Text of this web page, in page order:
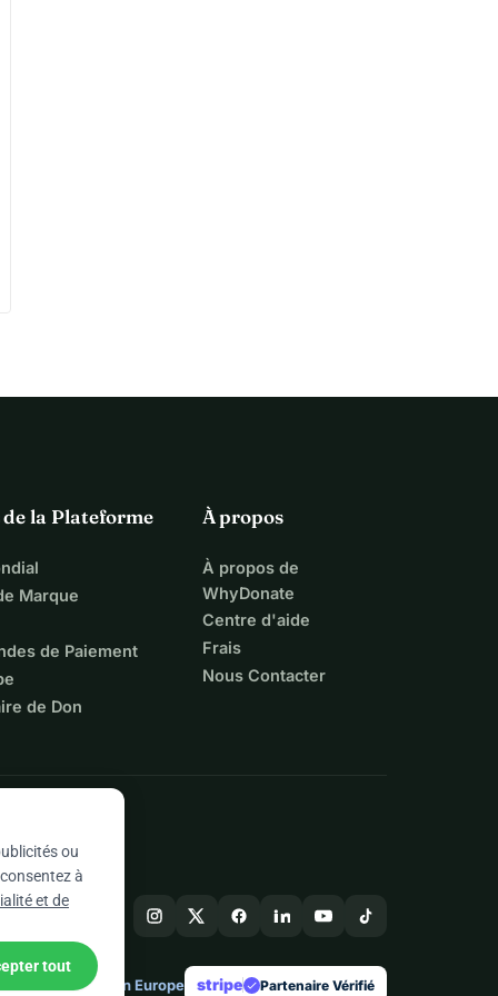
la Plateforme
Marque
de Paiement
de Don
À propos
À propos de
WhyDonate
Centre d'aide
Frais
Nous Contacter
Conçu en Europe stripe check Partenaire Vérifié
ou
à
et de
tout